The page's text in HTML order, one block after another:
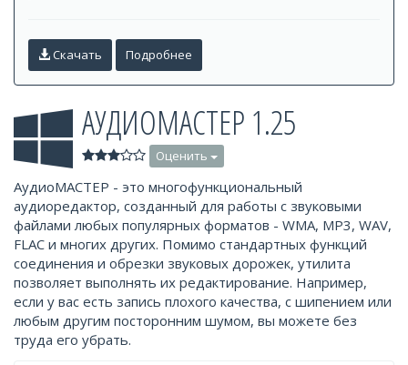
Скачать Подробнее
АУДИОМАСТЕР 1.25
Оценить
АудиоМАСТЕР - это многофункциональный
аудиоредактор, созданный для работы с звуковыми
файлами любых популярных форматов - WMA, MP3, WAV,
FLAC и многих других. Помимо стандартных функций
соединения и обрезки звуковых дорожек, утилита
позволяет выполнять их редактирование. Например,
если у вас есть запись плохого качества, с шипением или
любым другим посторонним шумом, вы можете без
труда его убрать.